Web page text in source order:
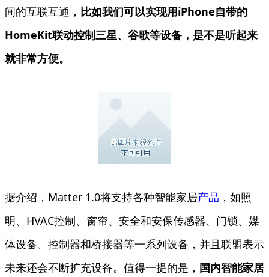
间的互联互通， 比如我们可以实现用iPhone自带的
HomeKit联动控制三星、谷歌等设备，是不是听起来
就非常方便。
据介绍，Matter 1.0将支持各种智能家居产品 ，如照
明、HVAC控制、窗帘、安全和安保传感器、门锁、媒
体设备、控制器和桥接器等一系列设备，并且联盟表示
未来还会不断扩充设备。值得一提的是， 国内智能家居